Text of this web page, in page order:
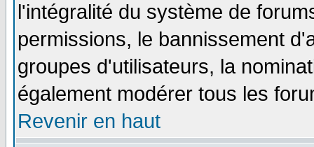
l'intégralité du système de
permissions, le bannissement
groupes d'utilisateurs, la
également modérer tous les
Revenir en haut